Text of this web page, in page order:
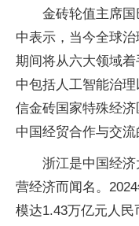
金砖轮值主席
中表示，当今全球
期间将从六大领域
中包括人工智能治
信金砖国家特殊经
中国经贸合作与交流
浙江是中国经
营经济而闻名。
模达1.43万亿元人